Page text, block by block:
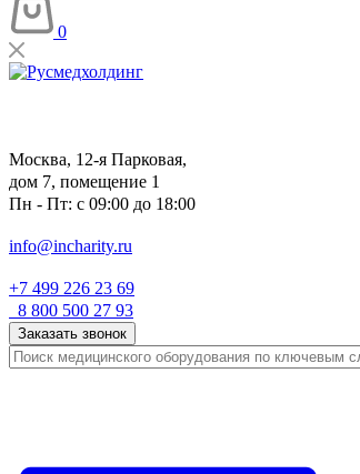
0
Москва, 12-я Парковая,
дом 7, помещение 1
Пн - Пт: с 09:00 до 18:00
info@incharity.ru
+7 499 226 23 69
8 800 500 27 93
Заказать звонок